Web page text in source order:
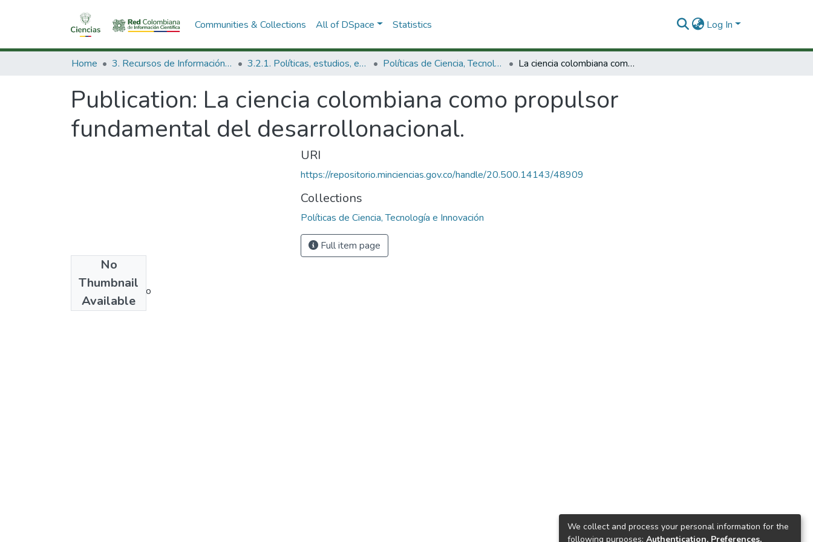
Communities & Collections All of DSpace Statistics Log In
Home 3. Recursos de Información Científica y Tecnológica 3.2.1. Políticas, estudios, evaluaciones e indicadores de CTeI Políticas de Ciencia, Tecnología e Innovación La ciencia colombiana como propulsor fundamental del desarrollonacional.
Publication: La ciencia colombiana como propulsor
fundamental del desarrollonacional.
No
Thumbnail
Available
Authors
Marco Quijano Rico
URI
https://repositorio.minciencias.gov.co/handle/20.500.14143/48909
Collections
Políticas de Ciencia, Tecnología e Innovación
Full item page
We collect and process your personal information for the
following purposes: Authentication, Preferences,